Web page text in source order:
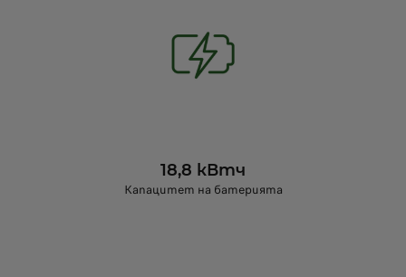
18,8 кВтч
Капацитет на батерията